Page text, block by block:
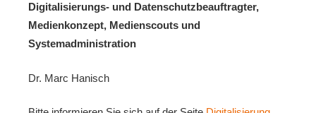
Digitalisierungs- und Datenschutzbeauftragter,
Medienkonzept, Medienscouts und
Systemadministration
Dr. Marc Hanisch